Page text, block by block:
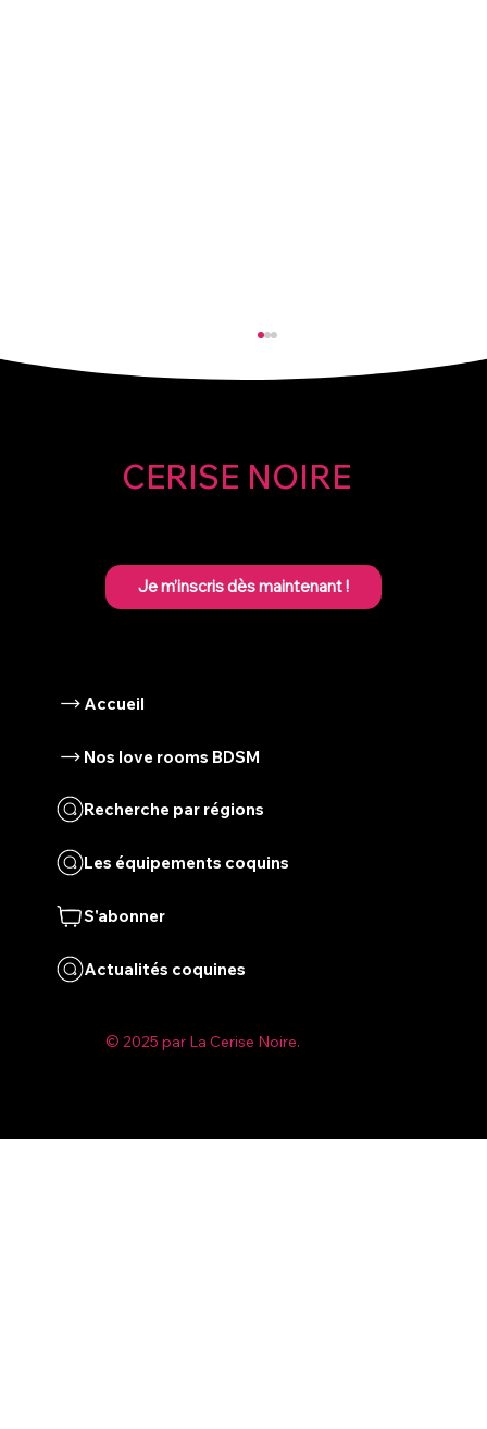
CERISE NOIRE
Je m’inscris dès maintenant !
Accueil
Nos love rooms BDSM
Recherche par régions
Les équipements coquins
S'abonner
Actualités coquines
© 2025 par La Cerise Noire.
Croix de Saint André : scénarios, jeux
et idées créatives pour varier les